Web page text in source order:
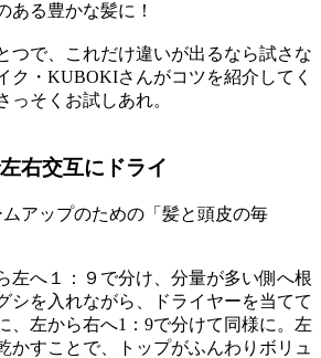
ある豊かな髪に！
つで、これだけ違いが出るなら試さな
ク・KUBOKIさんがコツを紹介してく
っそくお試しあれ。
右交互にドライ
左へ１：９で分け、分量が多い側へ根
シを入れながら、ドライヤーを当てて
、左から右へ1：9で分けて同様に。左
かすことで、トップがふんわりボリュ